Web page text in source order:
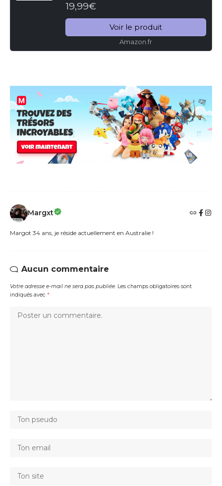
Plus,[Œufs à Couver ou Bonbons
Copains][Version Muette]
Équipement...
19,99€
Voir le produit
Amazon.fr
Margxt
Margot 34 ans, je réside actuellement en Australie !
Aucun commentaire
Votre adresse e-mail ne sera pas publiée. Les champs obligatoires sont
indiqués avec *